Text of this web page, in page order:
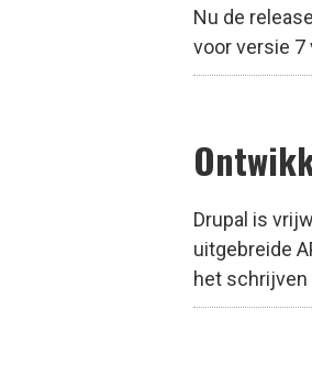
Nu de
voor versie 7
Drupal is
uitgebreide
het schrijven